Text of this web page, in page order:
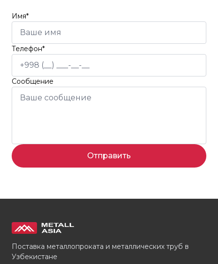
Имя*
Телефон*
Сообщение
Отправить
Поставка металлопроката и металлических труб в
Узбекистане